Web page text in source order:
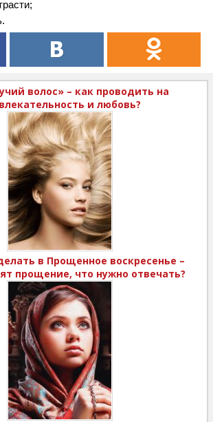
волос» – как проводить на
и любовь?
в Прощенное воскресенье –
прощение, что нужно отвечать?